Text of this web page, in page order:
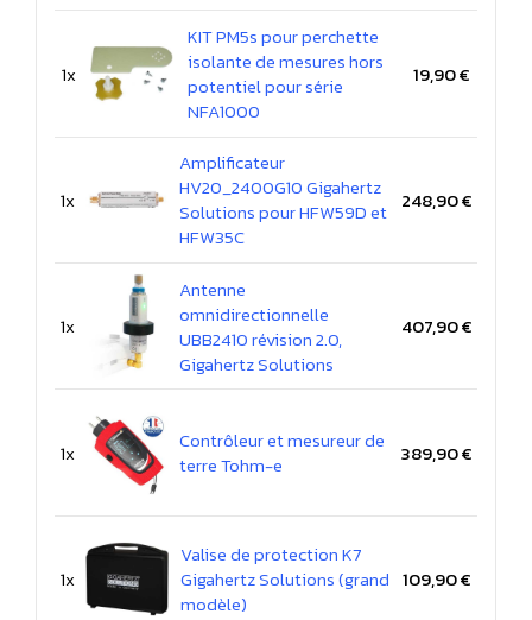
1x
KIT PM5s pour perchette
isolante de mesures hors
potentiel pour série
NFA1000
19,90 €
1x
Amplificateur
HV20_2400G10 Gigahertz
Solutions pour HFW59D et
HFW35C
248,90 €
1x
Antenne
omnidirectionnelle
UBB2410 révision 2.0,
Gigahertz Solutions
407,90 €
1x
Contrôleur et mesureur de
terre Tohm-e
389,90 €
1x
Valise de protection K7
Gigahertz Solutions (grand
modèle)
109,90 €